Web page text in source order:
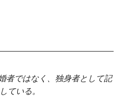
者ではなく、独身者として記
ている。